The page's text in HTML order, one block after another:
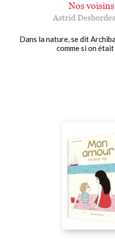
Nos
Astrid Desbordes
Dans la nature, se dit
comme si on était